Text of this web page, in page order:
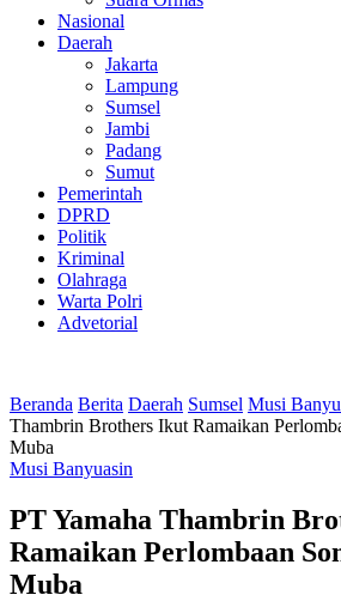
Nasional
Daerah
Jakarta
Lampung
Sumsel
Jambi
Padang
Sumut
Pemerintah
DPRD
Politik
Kriminal
Olahraga
Warta Polri
Advetorial
Beranda Berita Daerah Sumsel Musi
Thambrin Brothers Ikut Ramaikan
Muba
Musi Banyuasin
PT Yamaha Thambrin
Ramaikan Perlombaan
Muba